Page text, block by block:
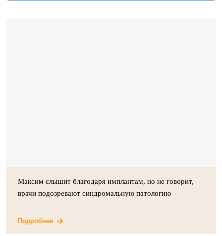
Максим слышит благодаря имплантам, но не говорит,
врачи подозревают синдромальную патологию
Подробнее